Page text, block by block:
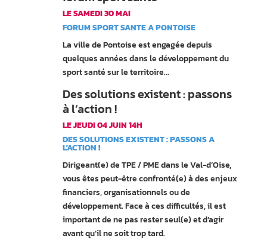
LE SAMEDI 30 MAI
FORUM SPORT SANTE A PONTOISE
La ville de Pontoise est engagée depuis
quelques années dans le développement du
sport santé sur le territoire...
Des solutions existent : passons
à l’action !
LE JEUDI 04 JUIN 14H
DES SOLUTIONS EXISTENT : PASSONS A
L'ACTION !
Dirigeant(e) de TPE / PME dans le Val-d’Oise,
vous êtes peut-être confronté(e) à des enjeux
financiers, organisationnels ou de
développement. Face à ces difficultés, il est
important de ne pas rester seul(e) et d’agir
avant qu’il ne soit trop tard.